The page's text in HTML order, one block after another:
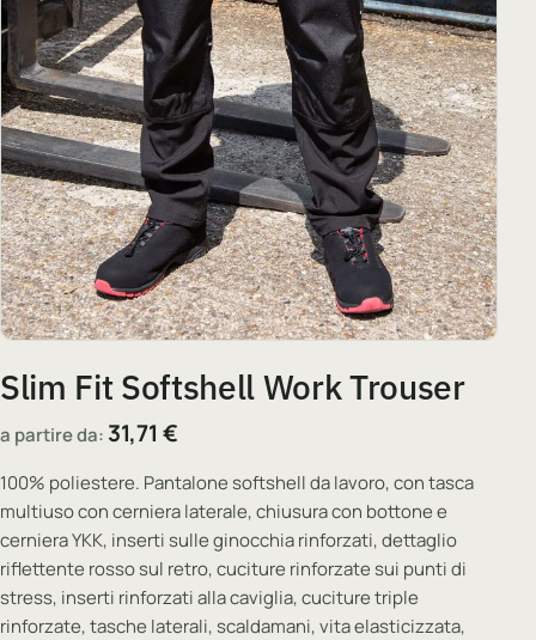
Slim Fit Softshell Work Trouser
a partire da: 31,71 €
100% poliestere. Pantalone softshell da lavoro, con tasca
multiuso con cerniera laterale, chiusura con bottone e
cerniera YKK, inserti sulle ginocchia rinforzati, dettaglio
riflettente rosso sul retro, cuciture rinforzate sui punti di
stress, inserti rinforzati alla caviglia, cuciture triple
rinforzate, tasche laterali, scaldamani, vita elasticizzata,